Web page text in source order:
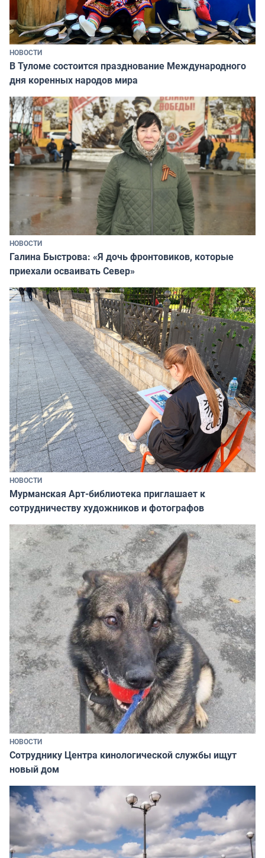
НОВОСТИ
В Туломе состоится празднование Международного
дня коренных народов мира
НОВОСТИ
Галина Быстрова: «Я дочь фронтовиков, которые
приехали осваивать Север»
НОВОСТИ
Мурманская Арт-библиотека приглашает к
сотрудничеству художников и фотографов
НОВОСТИ
Сотруднику Центра кинологической службы ищут
новый дом